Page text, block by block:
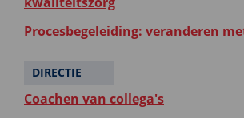
Procesbegeleiding: veranderen
DIRECTIE
Coachen van collega's